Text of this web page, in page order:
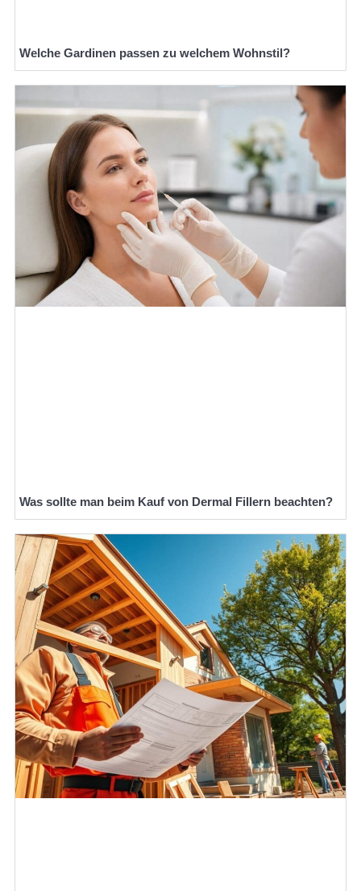
Welche Gardinen passen zu welchem Wohnstil?
Was sollte man beim Kauf von Dermal Fillern beachten?